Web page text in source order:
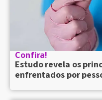
Confira!
Estudo revela os
enfrentados por